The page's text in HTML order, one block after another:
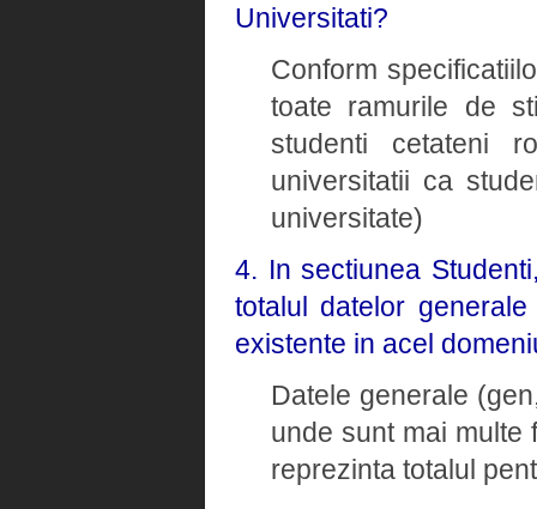
Universitati?
Conform
toate ramurile de
studenti cetateni
universitatii ca
universitate)
4. In sectiunea
totalul datelor
existente in acel
Datele generale
unde sunt mai multe
reprezinta totalul